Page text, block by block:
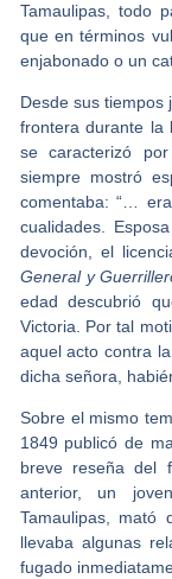
Tamaulipas, todo
que en términos
enjabonado o un
Desde sus tiempos
frontera durante la
se caracterizó
siempre mostró
comentaba: “…
cualidades.
devoción, el
General y
edad descubrió
Victoria. Por tal
aquel acto contra
dicha señora,
Sobre el mismo
1849 publicó de
breve reseña del
anterior, un
Tamaulipas, mató
llevaba algunas
fugado